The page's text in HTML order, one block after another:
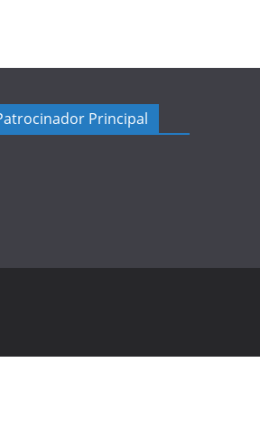
Principal